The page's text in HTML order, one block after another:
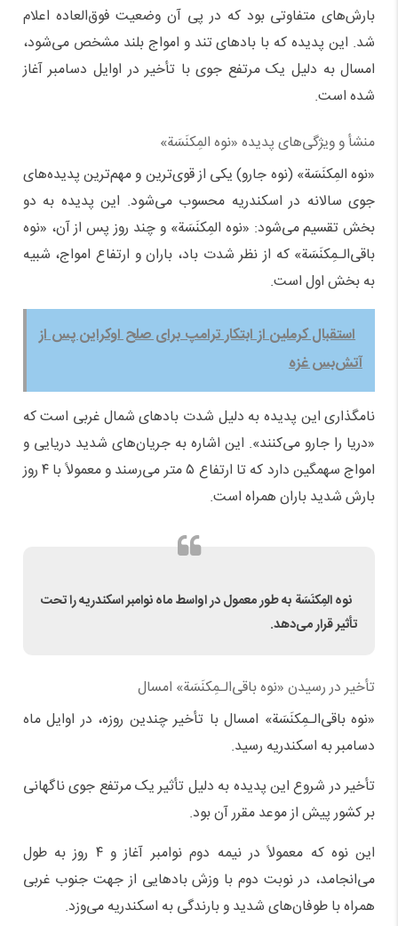
بارش‌های متفاوتی بود که در پی آن وضعیت فوق‌العاده اعلام
شد. این پدیده که با بادهای تند و امواج بلند مشخص می‌شود،
امسال به دلیل یک مرتفع جوی با تأخیر در اوایل دسامبر آغاز
شده است.
منشأ و ویژگی‌های پدیده «نوه‌ المِکنَسَة»
«نوه‌ المِکنَسَة» (نوه‌ جارو) یکی از قوی‌ترین و مهم‌ترین پدیده‌های
جوی سالانه در اسکندریه محسوب می‌شود. این پدیده به دو
بخش تقسیم می‌شود: «نوه‌ المِکنَسَة» و چند روز پس از آن، «نوه‌
باقی‌الـمِکنَسَة» که از نظر شدت باد، باران و ارتفاع امواج، شبیه
به بخش اول است.
استقبال کرملین از ابتکار ترامپ برای صلح اوکراین پس از
آتش‌بس غزه
نامگذاری این پدیده به دلیل شدت بادهای شمال غربی است که
«دریا را جارو می‌کنند». این اشاره به جریان‌های شدید دریایی و
امواج سهمگین دارد که تا ارتفاع ۵ متر می‌رسند و معمولاً با ۴ روز
بارش شدید باران همراه است.
نوه‌ المِکنَسَة به طور معمول در اواسط ماه نوامبر اسکندریه را تحت
تأثیر قرار می‌دهد.
تأخیر در رسیدن «نوه‌ باقی‌الـمِکنَسَة» امسال
«نوه‌ باقی‌الـمِکنَسَة» امسال با تأخیر چندین روزه، در اوایل ماه
دسامبر به اسکندریه رسید.
تأخیر در شروع این پدیده به دلیل تأثیر یک مرتفع جوی ناگهانی
بر کشور پیش از موعد مقرر آن بود.
این نوه‌ که معمولاً در نیمه دوم نوامبر آغاز و ۴ روز به طول
می‌انجامد، در نوبت دوم با وزش بادهایی از جهت جنوب غربی
همراه با طوفان‌های شدید و بارندگی به اسکندریه می‌وزد.